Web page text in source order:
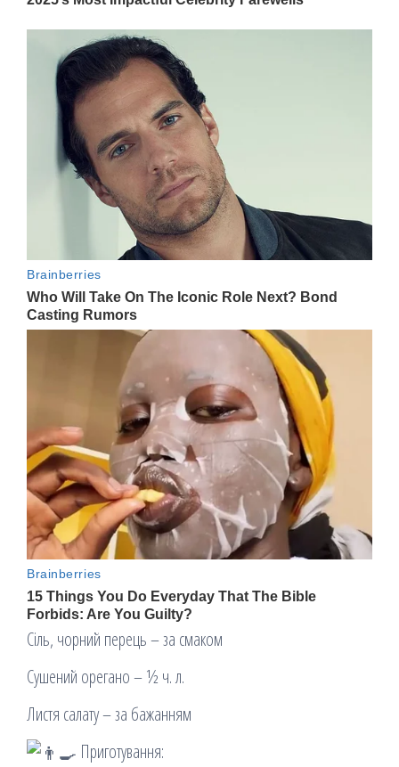
Сіль, чорний перець – за смаком
Сушений орегано – ½ ч. л.
Листя салату – за бажанням
Приготування: